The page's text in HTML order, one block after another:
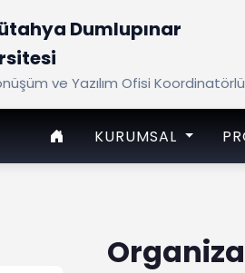
Dumlupınar
ve Yazılım Ofisi
ANASAYFA
KURUMSAL